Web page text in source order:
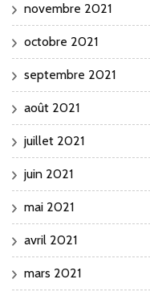
novembre 2021
octobre 2021
septembre 2021
août 2021
juillet 2021
juin 2021
mai 2021
avril 2021
mars 2021